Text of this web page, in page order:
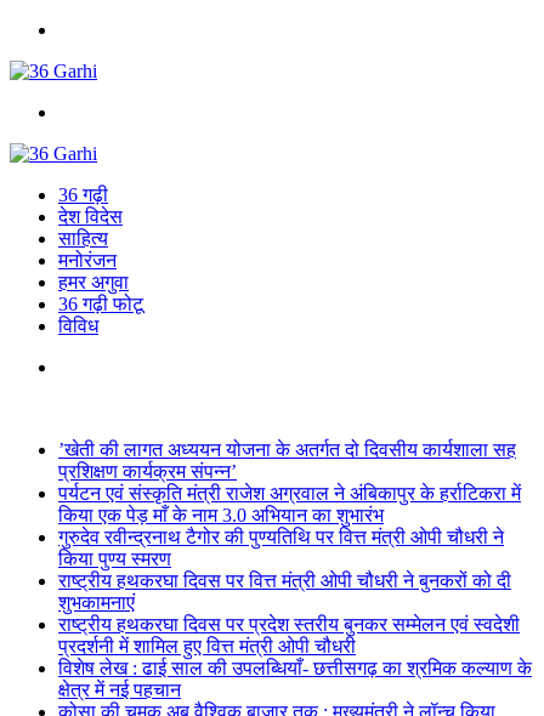
36 गढ़ी
देश विदेस
साहित्य
मनोरंजन
हमर अगुवा
36 गढ़ी फोटू
विविध
’खेती की लागत अध्ययन योजना के अतर्गत दो दिवसीय कार्यशाला सह
प्रशिक्षण कार्यक्रम संपन्न’
पर्यटन एवं संस्कृति मंत्री राजेश अग्रवाल ने अंबिकापुर के हर्राटिकरा में
किया एक पेड़ माँ के नाम 3.0 अभियान का शुभारंभ
गुरुदेव रवीन्द्रनाथ टैगोर की पुण्यतिथि पर वित्त मंत्री ओपी चौधरी ने
किया पुण्य स्मरण
राष्ट्रीय हथकरघा दिवस पर वित्त मंत्री ओपी चौधरी ने बुनकरों को दी
शुभकामनाएं
राष्ट्रीय हथकरघा दिवस पर प्रदेश स्तरीय बुनकर सम्मेलन एवं स्वदेशी
प्रदर्शनी में शामिल हुए वित्त मंत्री ओपी चौधरी
विशेष लेख : ढाई साल की उपलब्धियाँ- छत्तीसगढ़ का श्रमिक कल्याण के
क्षेत्र में नई पहचान
कोसा की चमक अब वैश्विक बाजार तक : मुख्यमंत्री ने लॉन्च किया